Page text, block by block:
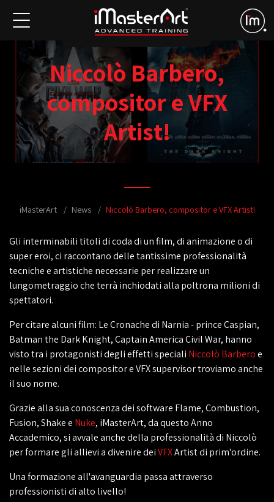
Niccolò Barbero,
compositor e VFX
Artist!
iMasterArt News Niccolò Barbero, compositor e VFX Artist!
Gli interminabili titoli di coda di un film, di animazione o di
super eroi, ci raccontano delle tantissime professionalità
tecniche e artistiche necessarie per realizzare un
lungometraggio che terrà inchiodati alla poltrona milioni di
spettatori.
Per citare alcuni film: Le Cronache di Narnia - prince Caspian,
Batman the Dark Knight, Captain America Civil War, hanno
visto tra i protagonisti degli effetti speciali Niccolò Barberoe
nelle sezioni dei compositor e VFX supervisor troviamo anche
il suo nome.
Grazie alla sua conoscenza dei software Flame, Combustion,
Fusion, Shake e Nuke, iMasterArt, da questo Anno
Accademico, si avvale anche della professionalità di Niccolò
per formare gli allievi a divenire deiVFXArtist di prim'ordine.
Una formazione all'avanguardia passa attraverso
professionisti di alto livello!